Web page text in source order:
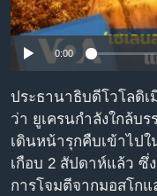
ค้นหา
ไลฟ์สไตล์
ตรวจสอบข่าว
เรียนรู้ภาษาอังกฤษ
พอดคาสต์
ติดตามเรา
0:00
ประธานาธิบดีโวโลดิเ
ว่า ยูเครนกำลังใกล้บ
เดินหน้ารุกคืบเข้าไป
เกือบ 2 สัปดาห์แล้ว ซึ่
การโจมตีจากมอสโก